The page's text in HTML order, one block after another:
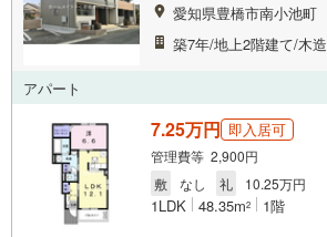
愛知県豊橋市南小池町
築7年/地上2階建て/木造
アパート
7.25万円 即入居可
管理費等 2,900円
敷
なし 礼 10.25万円
1LDK 48.35m2 1階